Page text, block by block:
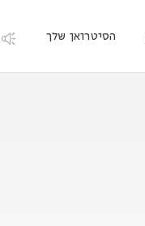
הסיטרואן שלך